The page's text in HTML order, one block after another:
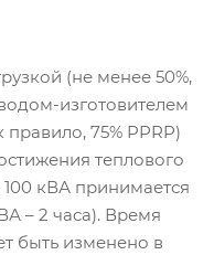
(не менее 50%,
изготовителем
75% PPRP)
теплового
кВА принимается
– 2 часа). Время
быть изменено в